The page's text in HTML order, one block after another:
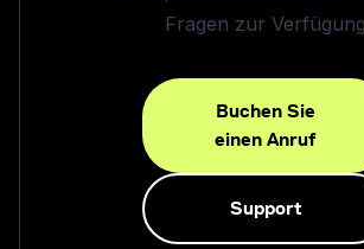
Fragen zur Verfügung
Buchen Sie
einen Anruf
Support